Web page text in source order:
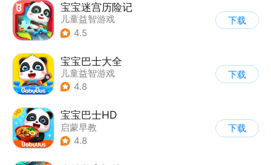
宝宝迷宫历险记
儿童益智游戏
| 启蒙早教
4.5
下载
宝宝巴士大全
儿童益智游戏
| 启蒙早教
4.8
下载
宝宝巴士HD
启蒙早教
| 儿童益智游戏
4.8
下载